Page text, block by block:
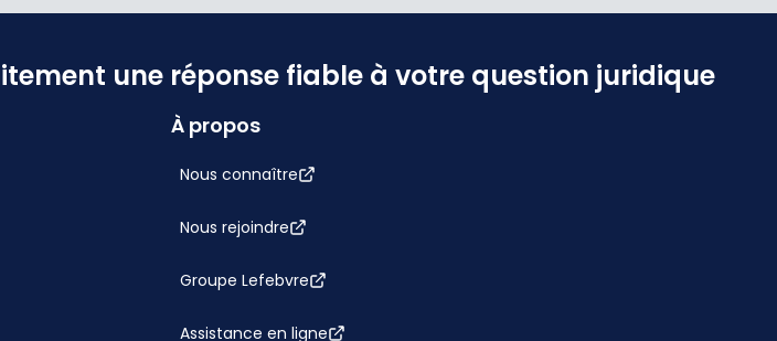
une réponse fiable à votre question juridique
À propos
Nous connaître
Nous rejoindre
Groupe Lefebvre
Assistance en ligne